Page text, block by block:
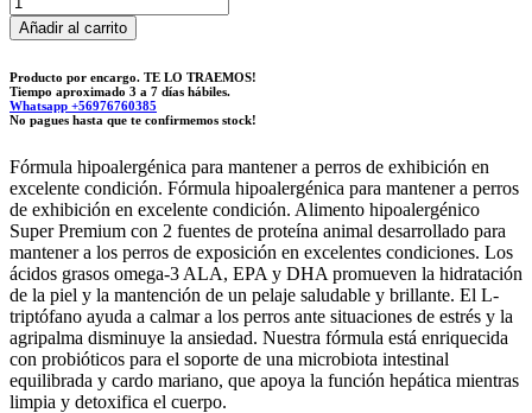
Care
Dog
Champion
12kg
cantidad
Añadir al carrito
Producto por encargo. TE LO TRAEMOS!
Tiempo aproximado 3 a 7 días hábiles.
Whatsapp +56976760385
No pagues hasta que te confirmemos stock!
Fórmula hipoalergénica para mantener a perros de exhibición en
excelente condición. Fórmula hipoalergénica para mantener a perros
de exhibición en excelente condición. Alimento hipoalergénico
Super Premium con 2 fuentes de proteína animal desarrollado para
mantener a los perros de exposición en excelentes condiciones. Los
ácidos grasos omega-3 ALA, EPA y DHA promueven la hidratación
de la piel y la mantención de un pelaje saludable y brillante. El L-
triptófano ayuda a calmar a los perros ante situaciones de estrés y la
agripalma disminuye la ansiedad. Nuestra fórmula está enriquecida
con probióticos para el soporte de una microbiota intestinal
equilibrada y cardo mariano, que apoya la función hepática mientras
limpia y detoxifica el cuerpo.